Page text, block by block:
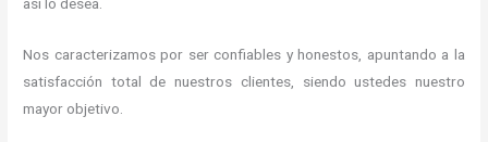
Nos caracterizamos por ser confiables y honestos, apuntando a la
satisfacción total de nuestros clientes, siendo ustedes nuestro
mayor objetivo.